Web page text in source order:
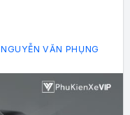
NGUYỄN VĂN PHỤNG